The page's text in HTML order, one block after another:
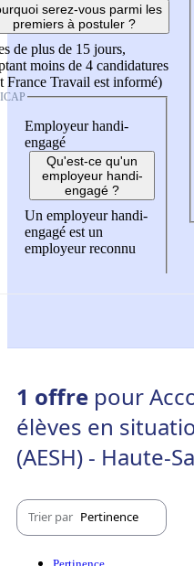
serez-vous parmi les
premiers à postuler ?
de plus de 15 jours,
moins de 4 candidatures
France Travail est informé)
Employeur handi-
engagé
Qu'est-ce qu'un
employeur handi-
engagé ?
Un employeur handi-
engagé est un
employeur reconnu
1 offre pour
élèves en
(AESH) - Haute-
Trier par Pertinence